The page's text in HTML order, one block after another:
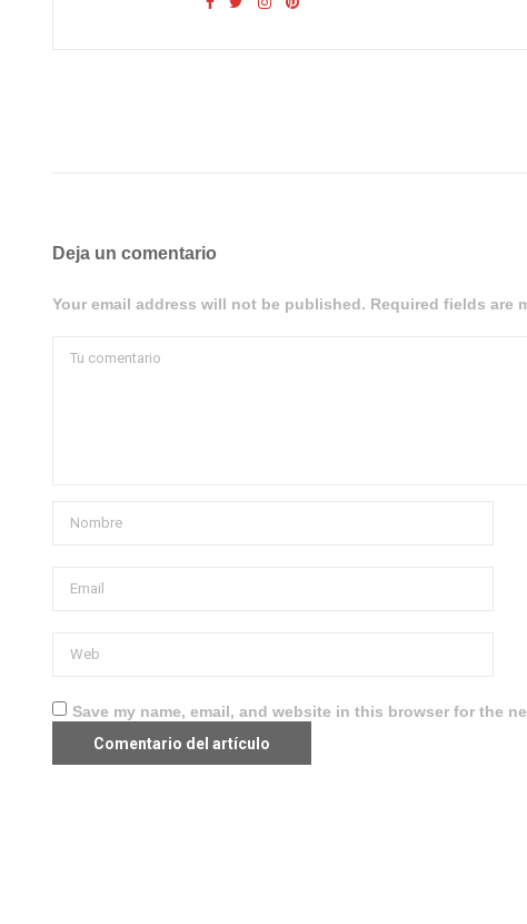
Deja un comentario
Your email address will not be published. Required fields are
Save my name, email, and website in this browser for the